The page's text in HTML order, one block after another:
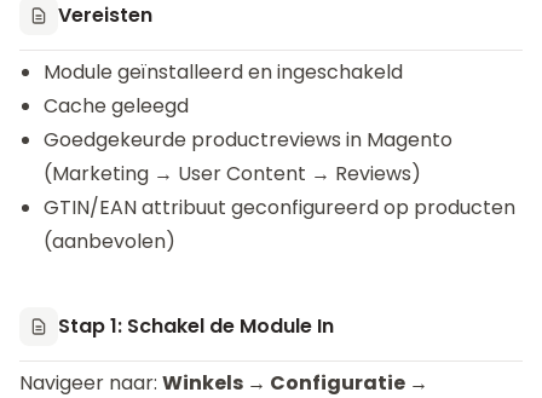
Vereisten
Module geïnstalleerd en ingeschakeld
Cache geleegd
Goedgekeurde productreviews in Magento
(Marketing → User Content → Reviews)
GTIN/EAN attribuut geconfigureerd op producten
(aanbevolen)
Stap 1: Schakel de Module In
Navigeer naar: Winkels → Configuratie →